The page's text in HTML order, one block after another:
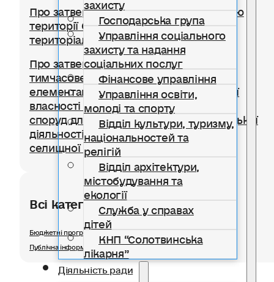
Господарська група
Управління соціального
захисту та надання
соціальних послуг
Фінансове управління
Управління освіти,
молоді та спорту
Відділ культури, туризму,
національностей та
релігій
Відділ архітектури,
містобудування та
екології
Служба у справах
дітей
КНП “Солотвинська
лікарня”
Діяльність ради
Про затвердження Правил благоустрою
території Солотвинської селищної
територіальної громади
Про затвердження Положення про
тимчасове користування окремими
елементами благоустрою комунальної
власності для розміщення тимчасових
споруд для провадження підприємницької
діяльності на території Солотвинської
селищної територіальної громади
Всі категорії розділу
Бюджетні програми
Публічна інформація